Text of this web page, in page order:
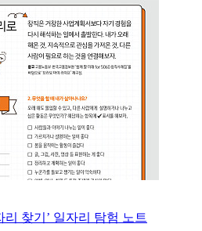
리 찾기’ 일자리 탐험 노트